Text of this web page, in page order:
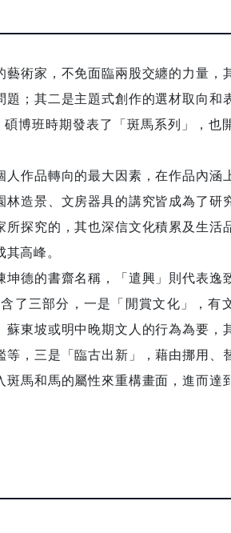
術家，不免面臨兩股交纏的力量，
；其二是主題式創作的選材取向和
博班時期發表了「斑馬系列」，也
作品轉向的最大因素，在作品內涵
造景、文房器具的講究皆成為了研
探究的，其也深信文化積累及生活
高峰。
德的書齋名稱，「遣興」則代表逸
了三部分，一是「閒賞文化」，有
東坡或明中晚期文人的行為為要，
，三是「臨古出新」，藉由挪用、
馬和馬的屬性來重構畫面，進而達